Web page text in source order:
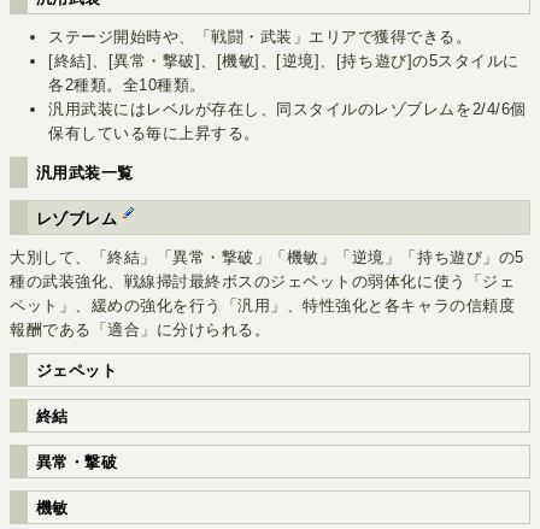
ステージ開始時や、「戦闘・武装」エリアで獲得できる。
[終結]、[異常・撃破]、[機敏]、[逆境]、[持ち遊び]の5スタイルに
各2種類。全10種類。
汎用武装にはレベルが存在し、同スタイルのレゾブレムを2/4/6個
保有している毎に上昇する。
汎用武装一覧
レゾブレム
大別して、「終結」「異常・撃破」「機敏」「逆境」「持ち遊び」の5
種の武装強化、戦線掃討最終ボスのジェペットの弱体化に使う「ジェ
ペット」、緩めの強化を行う「汎用」、特性強化と各キャラの信頼度
報酬である「適合」に分けられる。
ジェペット
終結
異常・撃破
機敏